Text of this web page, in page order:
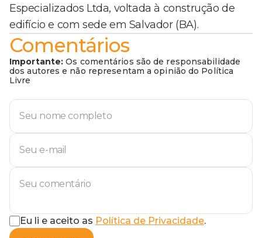
Especializados Ltda, voltada à construção de
edifício e com sede em Salvador (BA).
Comentários
Importante: Os comentários são de responsabilidade
dos autores e não representam a opinião do Política
Livre
Eu li e aceito as Política de Privacidade.